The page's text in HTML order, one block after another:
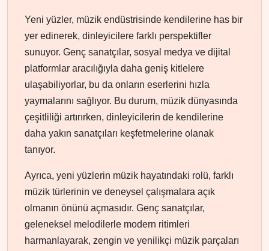
Yeni yüzler, müzik endüstrisinde kendilerine has bir
yer edinerek, dinleyicilere farklı perspektifler
sunuyor. Genç sanatçılar, sosyal medya ve dijital
platformlar aracılığıyla daha geniş kitlelere
ulaşabiliyorlar, bu da onların eserlerini hızla
yaymalarını sağlıyor. Bu durum, müzik dünyasında
çeşitliliği artırırken, dinleyicilerin de kendilerine
daha yakın sanatçıları keşfetmelerine olanak
tanıyor.
Ayrıca, yeni yüzlerin müzik hayatındaki rolü, farklı
müzik türlerinin ve deneysel çalışmalara açık
olmanın önünü açmasıdır. Genç sanatçılar,
geleneksel melodilerle modern ritimleri
harmanlayarak, zengin ve yenilikçi müzik parçaları